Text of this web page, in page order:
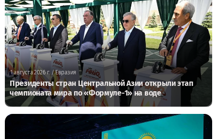
1 августа 2026 г./ Евразия
Президенты стран Центральной Азии открыли этап
чемпионата мира по «Формуле-1» на воде